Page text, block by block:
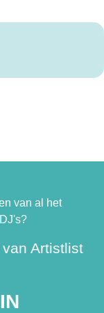
van al het
Artistlist